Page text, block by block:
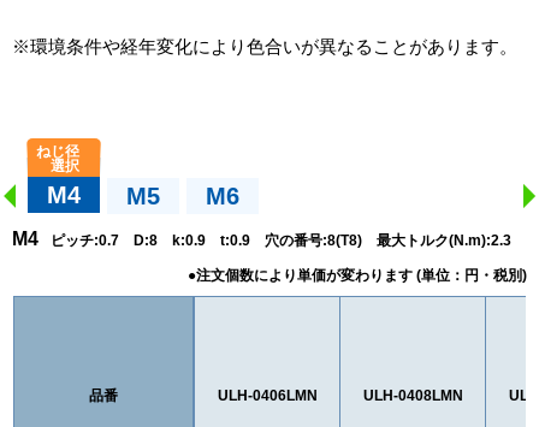
※環境条件や経年変化により色合いが異なることがあります。
M4 M5 M6
M4 ピッチ:0.7 D:8 k:0.9 t:0.9 穴の番号:8(T8) 最大トルク(N.m):2.3
品番 ULH-0406LMN ULH-0408LMN